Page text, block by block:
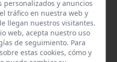
y anuncios
tráfico en nuestra web y
llegan nuestros visitantes.
web, acepta nuestro uso
de seguimiento. Para
estas cookies, cómo y